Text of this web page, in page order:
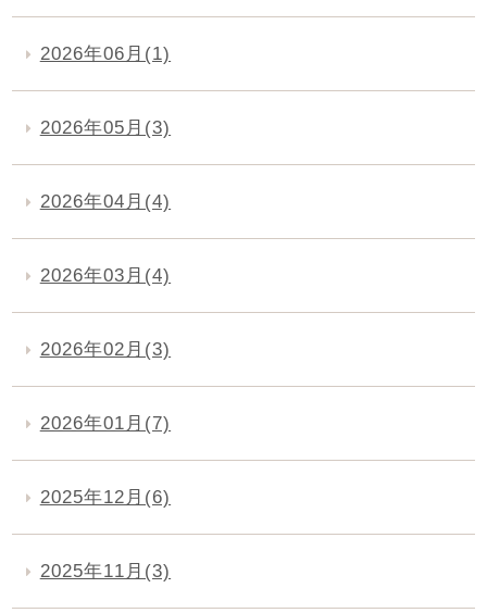
2026年06月(1)
2026年05月(3)
2026年04月(4)
2026年03月(4)
2026年02月(3)
2026年01月(7)
2025年12月(6)
2025年11月(3)